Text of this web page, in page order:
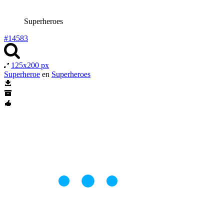
Superheroes
#14583
125x200 px
Superheroe en Superheroes